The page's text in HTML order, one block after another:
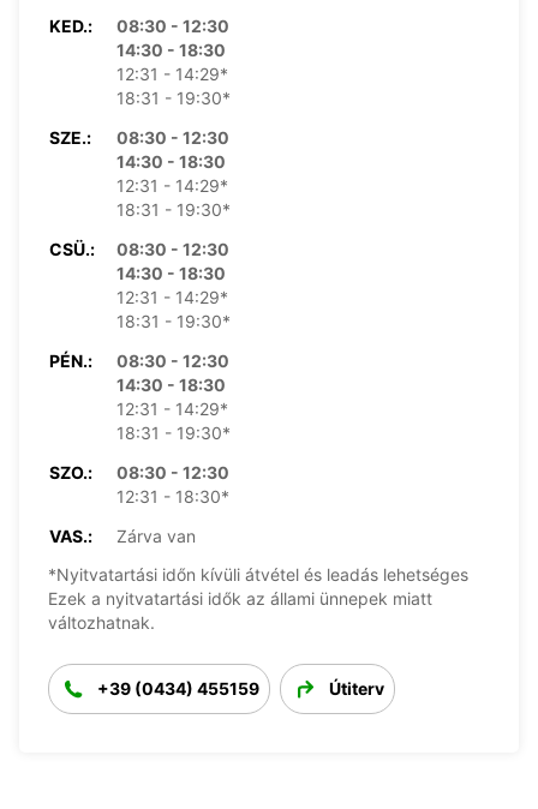
KED.:
08:30 - 12:30
14:30 - 18:30
12:31 - 14:29*
18:31 - 19:30*
SZE.:
08:30 - 12:30
14:30 - 18:30
12:31 - 14:29*
18:31 - 19:30*
CSÜ.:
08:30 - 12:30
14:30 - 18:30
12:31 - 14:29*
18:31 - 19:30*
PÉN.:
08:30 - 12:30
14:30 - 18:30
12:31 - 14:29*
18:31 - 19:30*
SZO.:
08:30 - 12:30
12:31 - 18:30*
VAS.:
Zárva van
*Nyitvatartási időn kívüli átvétel és leadás lehetséges
Ezek a nyitvatartási idők az állami ünnepek miatt
változhatnak.
+39 (0434) 455159 Útiterv